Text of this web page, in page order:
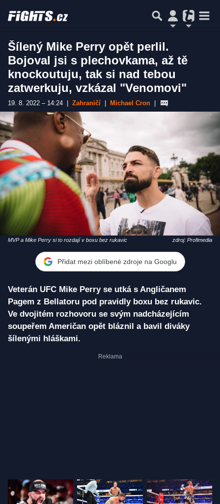
Šílený Mike Perry opět perlil.
Bojoval jsi s plechovkama, až tě
knockoutuju, tak si nad tebou
zatwerkuju, vzkázal "Venomovi"
19. 8. 2022 – 14:24 Zahraničí Michael Cron
MVP a Mike Perry si to rozdají v boxu bez rukavic zdroj: Profimedia
Přidat mezi oblíbené zdroje na Googlu
Veterán UFC Mike Perry se utká s Angličanem
Pagem z Bellatoru pod pravidly boxu bez rukavic.
Ve dvojitém rozhovoru se svým nadcházejícím
soupeřem Američan opět bláznil a bavil diváky
šílenými hláškami.